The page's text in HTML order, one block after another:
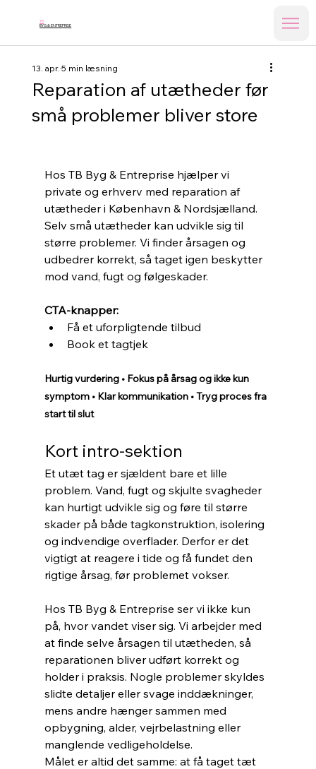
TB
BYG & ENTREPRISE
Reparation af utætheder før
små problemer bliver store
13. apr.5 min læsning
Hos TB Byg & Entreprise hjælper vi
private og erhverv med reparation af
utætheder i København & Nordsjælland.
Selv små utætheder kan udvikle sig til
større problemer. Vi finder årsagen og
udbedrer korrekt, så taget igen beskytter
mod vand, fugt og følgeskader.
CTA-knapper:
Få et uforpligtende tilbud
Book et tagtjek
Hurtig vurdering • Fokus på årsag og ikke kun
symptom • Klar kommunikation • Tryg proces fra
start til slut
Kort intro-sektion
Et utæt tag er sjældent bare et lille
problem. Vand, fugt og skjulte svagheder
kan hurtigt udvikle sig og føre til større
skader på både tagkonstruktion, isolering
og indvendige overflader. Derfor er det
vigtigt at reagere i tide og få fundet den
rigtige årsag, før problemet vokser.
Hos TB Byg & Entreprise ser vi ikke kun
på, hvor vandet viser sig. Vi arbejder med
at finde selve årsagen til utætheden, så
reparationen bliver udført korrekt og
holder i praksis. Nogle problemer skyldes
slidte detaljer eller svage inddækninger,
mens andre hænger sammen med
opbygning, alder, vejrbelastning eller
manglende vedligeholdelse.
Målet er altid det samme: at få taget tæt